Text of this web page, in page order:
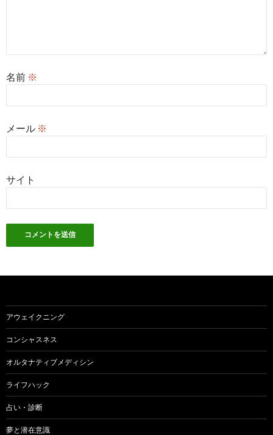
名前 ※
メール ※
サイト
アウェイクニング
コンシャスネス
オルタナティブメディシン
ライフハック
占い・診断
夢と潜在意識